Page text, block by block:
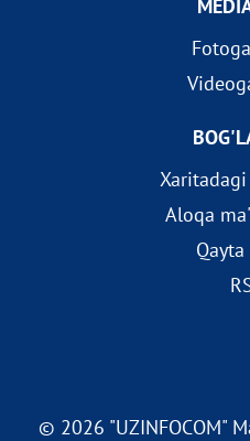
Aloqa
© 2026 "UZINFOCOM"